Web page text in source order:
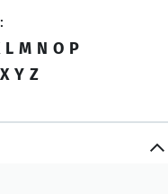
L M N O P
X Y Z